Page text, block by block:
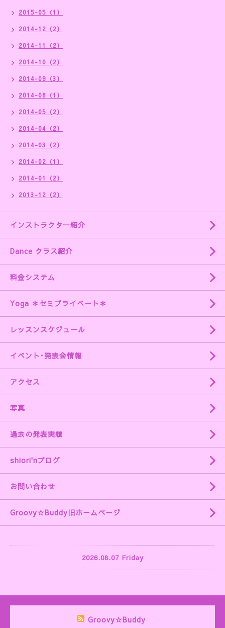
2015-05（1）
2014-12（2）
2014-11（2）
2014-10（2）
2014-09（3）
2014-08（1）
2014-05（2）
2014-04（2）
2014-03（2）
2014-02（1）
2014-01（2）
2013-12（2）
インストラクター紹介
Dance クラス紹介
料金システム
Yoga ＊セミプライベート＊
レッスンスケジュール
イベント･発表会情報
アクセス
写真
過去の発表実績
shiori'nブログ
お問い合わせ
Groovy☆Buddy旧ホームページ
2026.08.07 Friday
Groovy☆Buddy